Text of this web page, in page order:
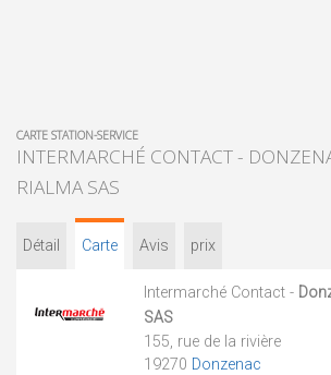
CARTE STATION-SERVICE
INTERMARCHÉ CONTACT -
RIALMA SAS
Détail Carte Avis prix
Intermarché Contact -
SAS
155, rue de la rivière
19270 Donzenac